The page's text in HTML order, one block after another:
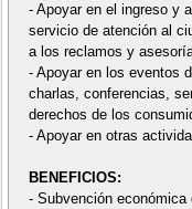
- Apoyar en el ingreso y
servicio de atención al
a los reclamos y
- Apoyar en los eventos
charlas, conferencias,
derechos de los
- Apoyar en otras
BENEFICIOS:
- Subvención